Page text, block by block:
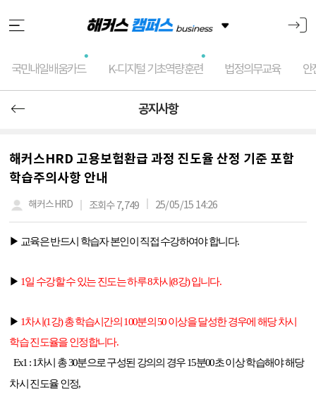
국민내일배움카드 K-디지털 기초역량훈련 법정의무교육 안
공지사항
해커스HRD 고용보험환급 과정 진도율 산정 기준 포함
학습주의사항 안내
해커스HRD 조회수 7,749 25/05/15 14:26
▶ 교육은 반드시 학습자 본인이 직접 수강하여야 합니다.
▶ 1일 수강할 수 있는 진도는 하루8차시(8강)입니다.
▶ 1차시(1강)총 학습시간의 100분의50이상을 달성한 경우에 해당 차시
학습 진도율을 인정합니다.
Ex1 : 1차시 총30분으로 구성된 강의의 경우15분00초 이상 학습해야 해당
차시 진도율인정,